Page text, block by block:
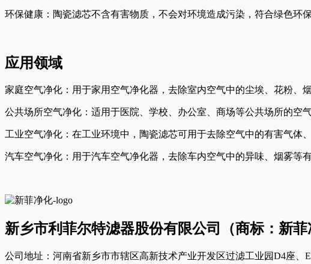
环保健康：陶瓷滤芯不含有害物质，不会对环境造成污染，符合绿色环
应用领域
家庭空气净化：用于家用空气净化器，去除室内空气中的尘埃、花粉、
公共场所空气净化：适用于医院、学校、办公室、商场等公共场所的空
工业空气净化：在工业环境中，陶瓷滤芯可用于去除空气中的有害气体
汽车空气净化：用于汽车空气净化器，去除车内空气中的异味、烟雾等
新乡市利菲尔特滤器股份有限公司（商标：新菲
公司地址：河南省新乡市市辖区高新技术产业开发区过滤工业园D4座、